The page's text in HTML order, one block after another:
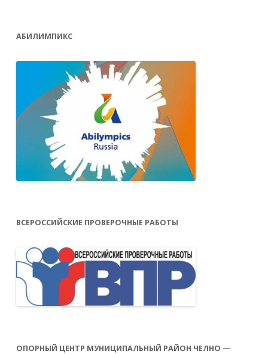
АБИЛИМПИКС
ВСЕРОССИЙСКИЕ ПРОВЕРОЧНЫЕ РАБОТЫ
ОПОРНЫЙ ЦЕНТР МУНИЦИПАЛЬНЫЙ РАЙОН ЧЕЛНО —